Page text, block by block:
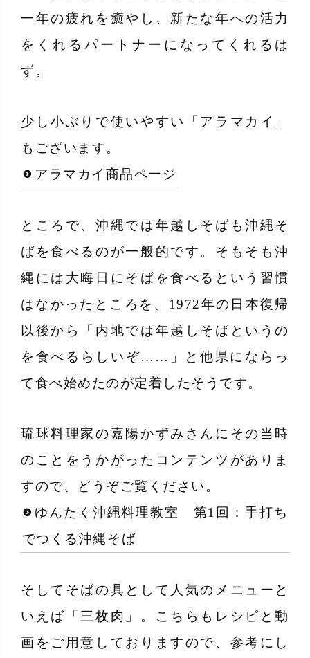
一年の疲れを癒やし、新たな年への活力
をくれるパートナーになってくれるは
ず。
少し小ぶりで使いやすい「アラマカイ」
もございます。
アラマカイ商品ページ
ところで、沖縄では年越しそばも沖縄そ
ばを食べるのが一般的です。そもそも沖
縄には大晦日にそばを食べるという習慣
はなかったところを、1972年の日本復帰
以後から「内地では年越しそばというの
を食べるらしいぞ……」と他県にならっ
て食べ始めたのが定着したそうです。
琉球料理家の嘉陽かずみさんにその当時
のことをうかがったコンテンツがありま
すので、どうぞご覧ください。
ゆんたく沖縄料理教室 第1回：手打ち
でつくる沖縄そば
そしてそばの具として人気のメニューと
いえば「三枚肉」。こちらもレシピと動
画をご用意しておりますので、参考にし